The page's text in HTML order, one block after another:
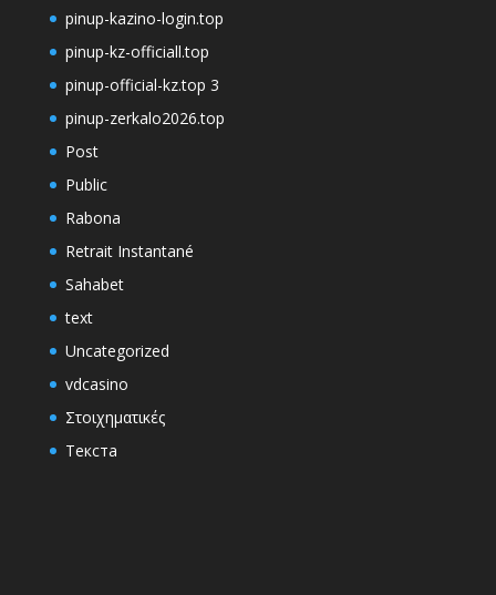
pinup-kazino-login.top
pinup-kz-officiall.top
pinup-official-kz.top 3
pinup-zerkalo2026.top
Post
Public
Rabona
Retrait Instantané
Sahabet
text
Uncategorized
vdcasino
Στοιχηματικές
Текста